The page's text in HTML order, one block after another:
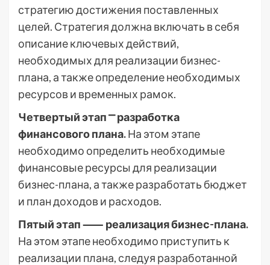
стратегию достижения поставленных
целей. Стратегия должна включать в себя
описание ключевых действий,
необходимых для реализации бизнес-
плана, а также определение необходимых
ресурсов и временных рамок.
Четвертый этап ⎻ разработка
финансового плана.На этом этапе
необходимо определить необходимые
финансовые ресурсы для реализации
бизнес-плана, а также разработать бюджет
и план доходов и расходов.
Пятый этап ⸺ реализация бизнес-плана.
На этом этапе необходимо приступить к
реализации плана, следуя разработанной